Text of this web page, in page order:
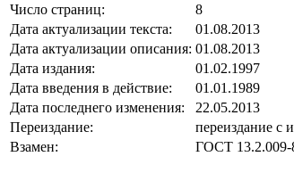
Число страниц:
8
Дата актуализации текста:
01.08.2013
Дата актуализации описания: 01.08.2013
Дата издания:
01.02.1997
Дата введения в действие:
01.01.1989
Дата последнего изменения:
22.05.2013
Переиздание:
переиздание с
Взамен:
ГОСТ 13.2.009-